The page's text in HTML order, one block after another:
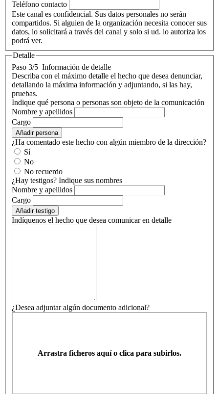
Teléfono contacto
Este canal es confidencial. Sus datos personales no serán
compartidos. Si alguien de la organización necesita conocer sus
datos, lo solicitará a través del canal y solo si ud. lo autoriza los
podrá ver.
Detalle
Paso 3/5 Información de detalle
Describa con el máximo detalle el hecho que desea denunciar,
detallando la máxima información y adjuntando, si las hay,
pruebas.
Indique qué persona o personas son objeto de la comunicación
Nombre y apellidos
Cargo
Añadir persona
¿Ha comentado este hecho con algún miembro de la dirección?
Sí
No
No recuerdo
¿Hay testigos? Indique sus nombres
Nombre y apellidos
Cargo
Añadir testigo
Indíquenos el hecho que desea comunicar en detalle
¿Desea adjuntar algún documento adicional?
Arrastra ficheros aquí o clica para subirlos.